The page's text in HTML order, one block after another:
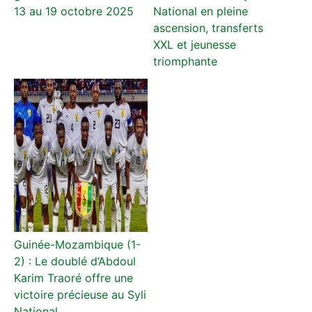
13 au 19 octobre 2025
National en pleine
ascension, transferts
XXL et jeunesse
triomphante
Guinée-Mozambique (1-
2) : Le doublé d’Abdoul
Karim Traoré offre une
victoire précieuse au Syli